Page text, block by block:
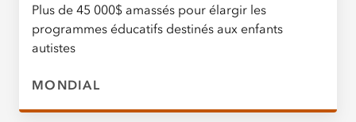
Plus de 45 000$ amassés pour élargir les
programmes éducatifs destinés aux enfants
autistes
MONDIAL